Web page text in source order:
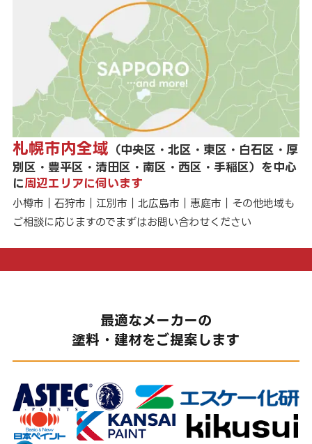
札幌市内全域 （中央区・北区・東区・白石区・厚
別区・豊平区・清田区・南区・西区・手稲区）を中心
に周辺エリアに伺います
小樽市｜石狩市｜江別市｜北広島市｜恵庭市｜その他地域も
ご相談に応じますのでまずはお問い合わせください
最適なメーカーの
塗料・建材をご提案します